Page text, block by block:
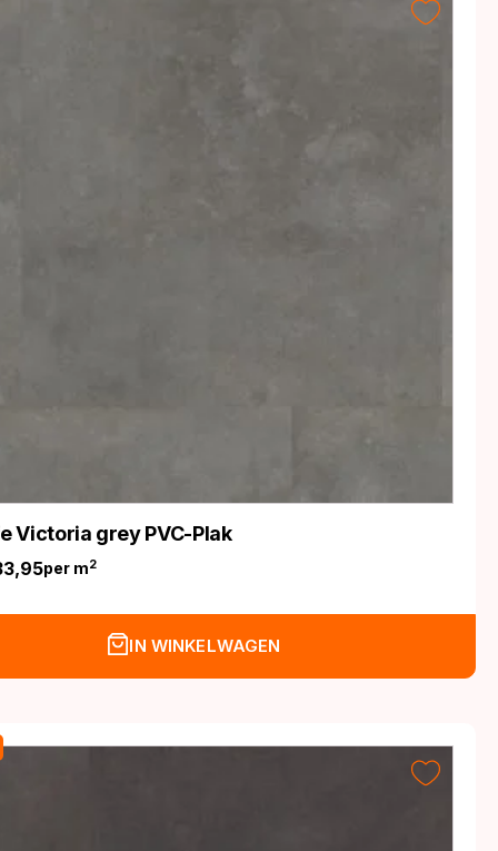
Victoria grey PVC-Plak
per m2
IN WINKELWAGEN